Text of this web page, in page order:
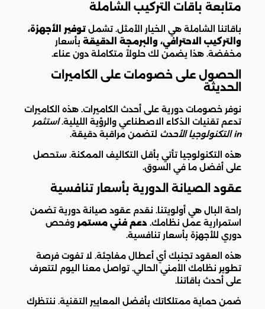
متابعة باقات التركيب الشاملة
باقاتنا الشاملة هي الخيار الأمثل. تشمل توفير الأجهزة،
والتركيب الاحترافي، والبرمجة الدقيقة بأسعار
مخفضة. هذا يضمن لك حلولاً متكاملة دون عناء.
الحصول على خصومات على الكاميرات
الحديثة
نوفر خصومات دورية على أحدث الكاميرات. هذه الكاميرات
تدعم تقنيات الذكاء الاصطناعي والرؤية الليلية.استثمر
in التكنولوجيا الأحدث
لتضمن مراقبة دقيقة.
هذه التكنولوجيا تأتي بأقل التكاليف الممكنة. ستحصل
على أفضل ما في السوق.
عقود الصيانة الدورية بأسعار تنافسية
راحة البال هي أولويتنا. نقدم عقود صيانة دورية تضمن
استمرارية عمل نظامك. دعم فني مستمر وفحص
دوري للأجهزة بأسعار تنافسية.
هذه العقود تجنبك أي أعطال مفاجئة. لا تفوت فرصة
تطوير نظامك الأمني الحالي. تواصل معنا اليوم لتتعرف
على أحدث باقاتنا.
ضمن حماية ممتلكاتك بأفضل المعايير التقنية. ننتظرك